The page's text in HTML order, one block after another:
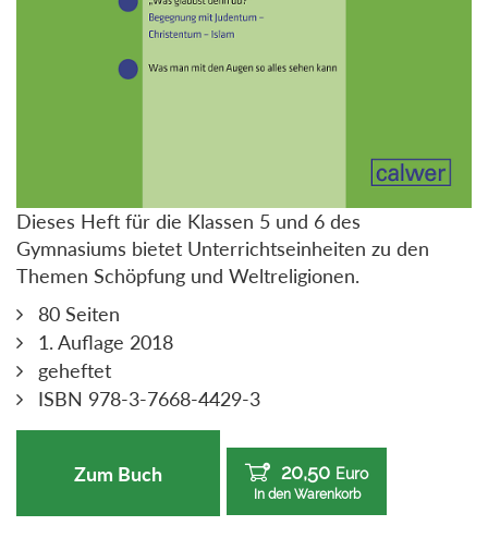
Dieses Heft für die Klassen 5 und 6 des
Gymnasiums bietet Unterrichtseinheiten zu den
Themen Schöpfung und Weltreligionen.
80 Seiten
1. Auflage 2018
geheftet
ISBN 978-3-7668-4429-3
Zum Buch 20,50 Euro
In den Warenkorb